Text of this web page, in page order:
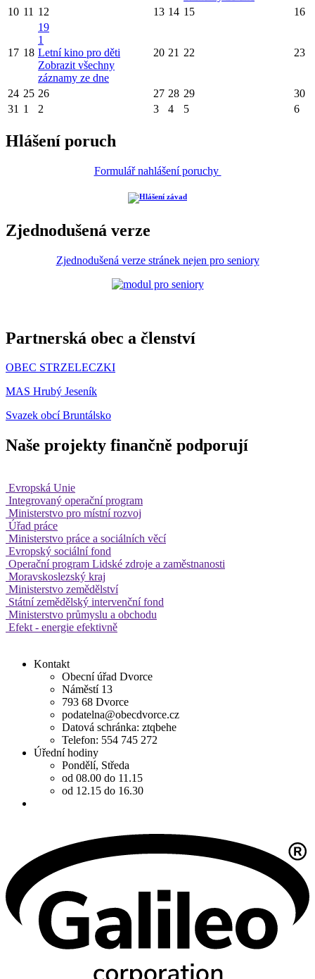
10 11 12 13 14 15 16
17 18
19
1
Letní kino pro děti
Zobrazit všechny
záznamy ze dne
20 21 22 23
24 25 26 27 28 29
30
31 1 2 3 4 5 6
Hlášení poruch
Formulář nahlášení poruchy
Zjednodušená verze
Zjednodušená verze stránek nejen pro seniory
Partnerská obec a členství
OBEC STRZELECZKI
MAS Hrubý Jeseník
Svazek obcí Bruntálsko
Naše projekty finančně podporují
Evropská Unie
Integrovaný operační program
Ministerstvo pro místní rozvoj
Úřad práce
Ministerstvo práce a sociálních věcí
Evropský sociální fond
Operační program Lidské zdroje a zaměstnanosti
Moravskoslezský kraj
Ministerstvo zemědělství
Státní zemědělský intervenční fond
Ministerstvo průmyslu a obchodu
Efekt - energie efektivně
Kontakt
Obecní úřad Dvorce
Náměstí 13
793 68 Dvorce
podatelna@obecdvorce.cz
Datová schránka: ztqbehe
Telefon: 554 745 272
Úřední hodiny
Pondělí, Středa
od 08.00 do 11.15
od 12.15 do 16.30